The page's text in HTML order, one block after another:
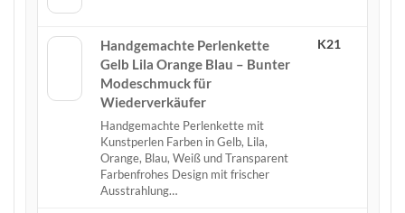
Handgemachte Perlenkette
Gelb Lila Orange Blau – Bunter
Modeschmuck für
Wiederverkäufer
Handgemachte Perlenkette mit
Kunstperlen Farben in Gelb, Lila,
Orange, Blau, Weiß und Transparent
Farbenfrohes Design mit frischer
Ausstrahlung…
K21